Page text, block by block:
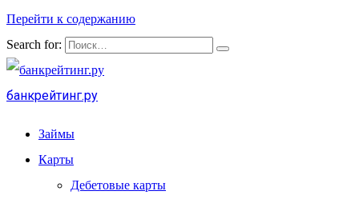
Перейти к содержанию
Search for:
банкрейтинг.ру
Займы
Карты
Дебетовые карты